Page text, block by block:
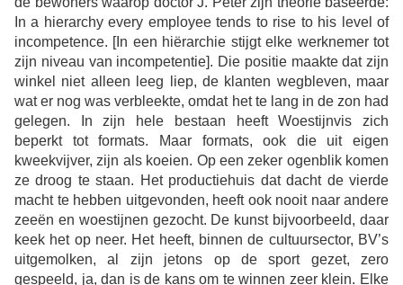
In a hierarchy every employee tends to rise to his level of
incompetence. [In een hiërarchie stijgt elke werknemer tot
zijn niveau van incompetentie]. Die positie maakte dat zijn
winkel niet alleen leeg liep, de klanten wegbleven, maar
wat er nog was verbleekte, omdat het te lang in de zon had
gelegen. In zijn hele bestaan heeft Woestijnvis zich
beperkt tot formats. Maar formats, ook die uit eigen
kweekvijver, zijn als koeien. Op een zeker ogenblik komen
ze droog te staan. Het productiehuis dat dacht de vierde
macht te hebben uitgevonden, heeft ook nooit naar andere
zeeën en woestijnen gezocht. De kunst bijvoorbeeld, daar
keek het op neer. Het heeft, binnen de cultuursector, BV’s
uitgemolken, al zijn jetons op de sport gezet, zero
gespeeld, ja, dan is de kans om te winnen zeer klein. Elke